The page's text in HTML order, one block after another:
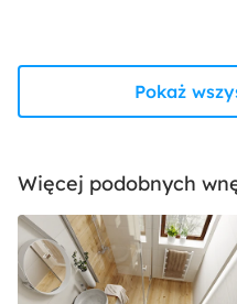
Pokaż
Więcej podobnych